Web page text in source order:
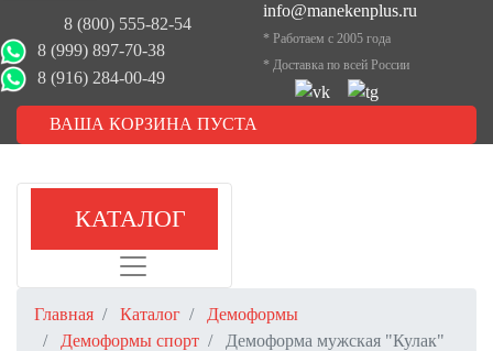
8 (800) 555-82-54
8 (999) 897-70-38
8 (916) 284-00-49
info@manekenplus.ru
* Работаем с 2005 года
* Доставка по всей России
ВАША КОРЗИНА ПУСТА
КАТАЛОГ
Главная Каталог
Демоформы
Демоформы спорт
Демоформа мужская "Кулак"